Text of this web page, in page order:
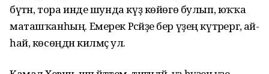
бүтән, тора инде шунда күҙ көйөгө булып, юҡҡа
маташҡанһың. Емерек Рәсәйҙе бер үҙең күтәрергә, ай-
һай, көсөңдән килмәҫ ул.